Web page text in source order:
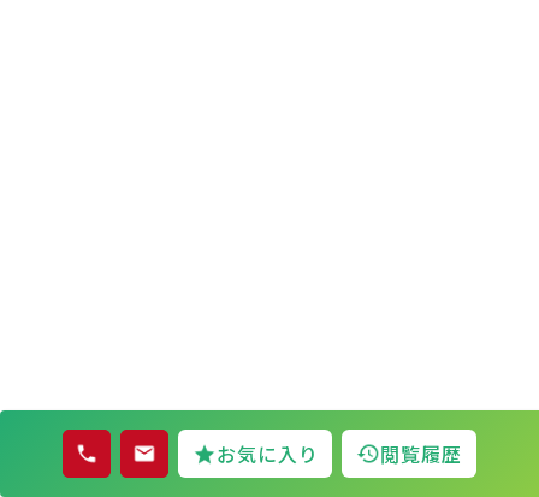
お気に入り 閲覧履歴